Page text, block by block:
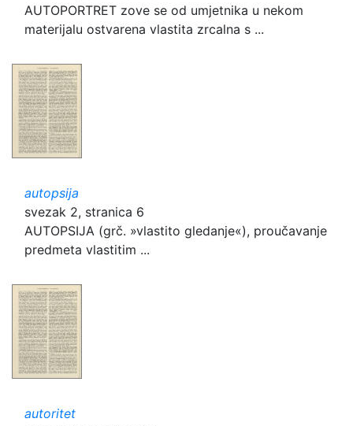
AUTOPORTRET zove se od umjetnika u nekom
materijalu ostvarena vlastita zrcalna s ...
autopsija
svezak 2, stranica 6
AUTOPSIJA (grč. »vlastito gledanje«), proučavanje
predmeta vlastitim ...
autoritet